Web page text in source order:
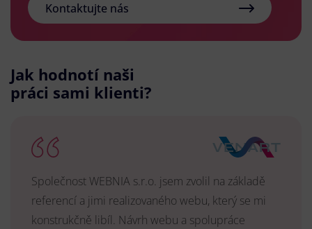
Kontaktujte nás
Jak hodnotí naši
práci sami klienti?
Společnost WEBNIA s.r.o. jsem zvolil na základě
referencí a jimi realizovaného webu, který se mi
konstrukčně libíl. Návrh webu a spolupráce